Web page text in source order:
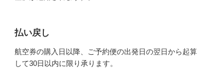
払い戻し
航空券の購入日以降、ご予約便の出発日の翌日から起算
して30日以内に限り承ります。